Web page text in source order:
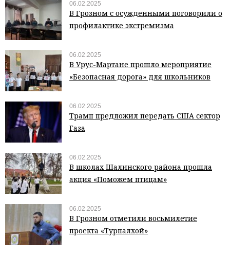
06.02.2025
В Грозном с осужденными поговорили о
профилактике экстремизма
06.02.2025
В Урус-Мартане прошло мероприятие
«Безопасная дорога» для школьников
06.02.2025
Трамп предложил передать США сектор
Газа
06.02.2025
В школах Шалинского района прошла
акция «Поможем птицам»
06.02.2025
В Грозном отметили восьмилетие
проекта «Турпалхой»